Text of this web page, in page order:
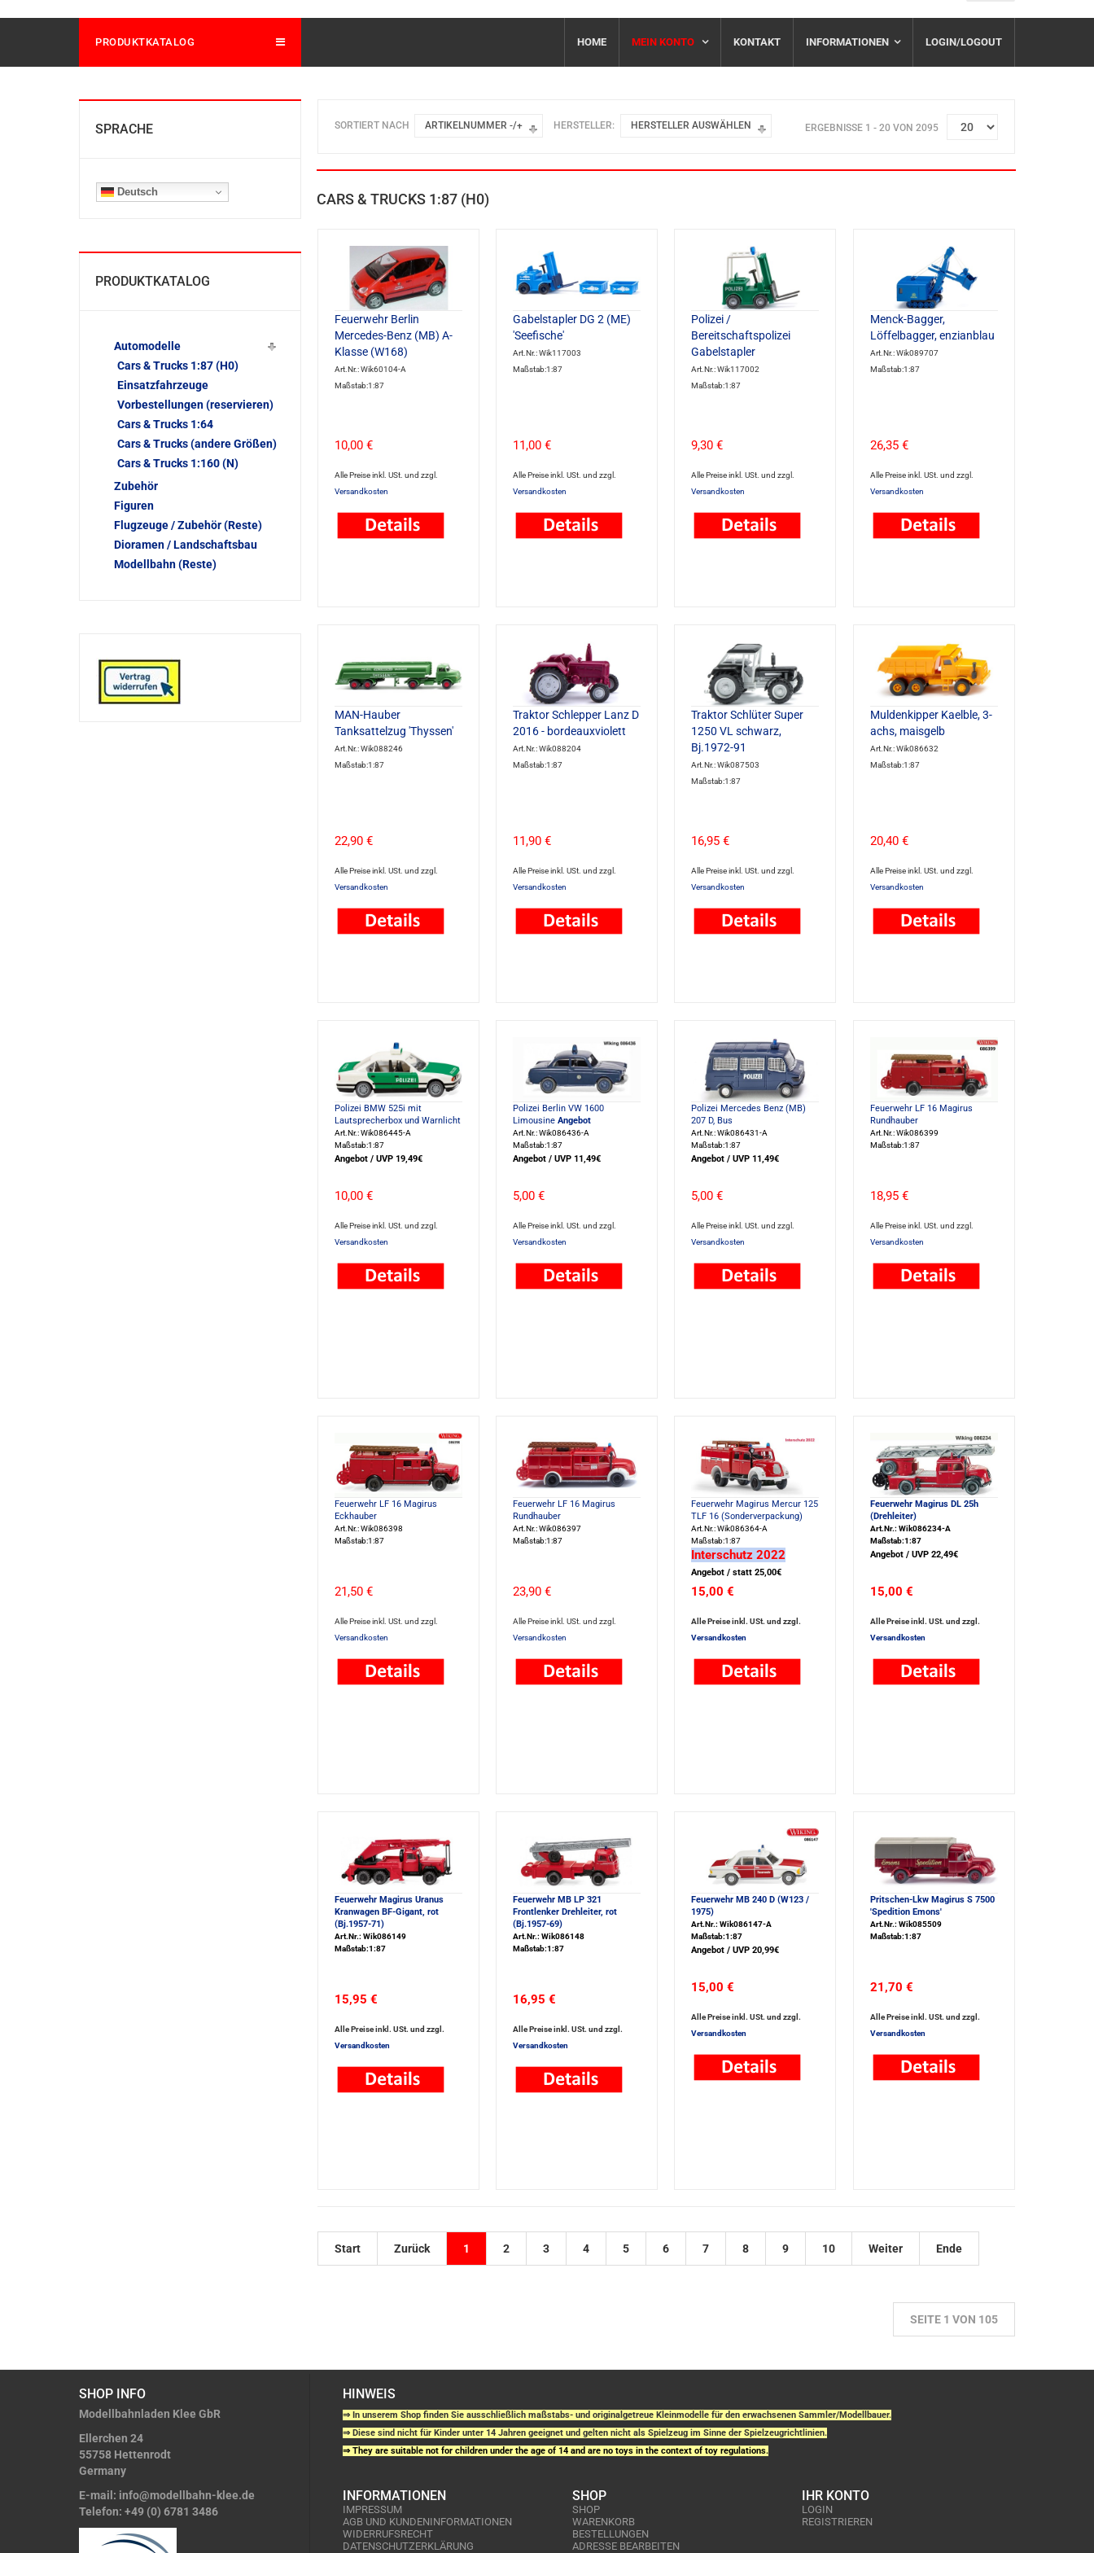
PRODUKTKATALOG HOME MEIN KONTO KONTAKT INFORMATIONEN LOGIN/LOGOUT
SORTIERT NACH ARTIKELNUMMER -/+ HERSTELLER: HERSTELLER AUSWÄHLEN ERGEBNISSE 1 - 20 VON 2095
CARS & TRUCKS 1:87 (H0)
Feuerwehr Berlin
Mercedes-Benz (MB) A-
Klasse (W168)
Art.Nr.: Wik60104-A
Maßstab:1:87
10,00 €
Alle Preise inkl. USt. und zzgl.
Versandkosten
Gabelstapler DG 2 (ME)
'Seefische'
Art.Nr.: Wik117003
Maßstab:1:87
11,00 €
Alle Preise inkl. USt. und zzgl.
Versandkosten
Polizei /
Bereitschaftspolizei
Gabelstapler
Art.Nr.: Wik117002
Maßstab:1:87
9,30 €
Alle Preise inkl. USt. und zzgl.
Versandkosten
Menck-Bagger,
Löffelbagger, enzianblau
Art.Nr.: Wik089707
Maßstab:1:87
26,35 €
Alle Preise inkl. USt. und zzgl.
Versandkosten
MAN-Hauber
Tanksattelzug 'Thyssen'
Art.Nr.: Wik088246
Maßstab:1:87
22,90 €
Alle Preise inkl. USt. und zzgl.
Versandkosten
Traktor Schlepper Lanz D
2016 - bordeauxviolett
Art.Nr.: Wik088204
Maßstab:1:87
11,90 €
Alle Preise inkl. USt. und zzgl.
Versandkosten
Traktor Schlüter Super
1250 VL schwarz,
Bj.1972-91
Art.Nr.: Wik087503
Maßstab:1:87
16,95 €
Alle Preise inkl. USt. und zzgl.
Versandkosten
Muldenkipper Kaelble, 3-
achs, maisgelb
Art.Nr.: Wik086632
Maßstab:1:87
20,40 €
Alle Preise inkl. USt. und zzgl.
Versandkosten
Polizei BMW 525i mit
Lautsprecherbox und Warnlicht
Art.Nr.: Wik086445-A
Maßstab:1:87
Angebot / UVP 19,49€
10,00 €
Alle Preise inkl. USt. und zzgl.
Versandkosten
Polizei Berlin VW 1600
Limousine Angebot
Art.Nr.: Wik086436-A
Maßstab:1:87
Angebot / UVP 11,49€
5,00 €
Alle Preise inkl. USt. und zzgl.
Versandkosten
Polizei Mercedes Benz (MB)
207 D, Bus
Art.Nr.: Wik086431-A
Maßstab:1:87
Angebot / UVP 11,49€
5,00 €
Alle Preise inkl. USt. und zzgl.
Versandkosten
Feuerwehr LF 16 Magirus
Rundhauber
Art.Nr.: Wik086399
Maßstab:1:87
18,95 €
Alle Preise inkl. USt. und zzgl.
Versandkosten
Feuerwehr LF 16 Magirus
Eckhauber
Art.Nr.: Wik086398
Maßstab:1:87
21,50 €
Alle Preise inkl. USt. und zzgl.
Versandkosten
Feuerwehr LF 16 Magirus
Rundhauber
Art.Nr.: Wik086397
Maßstab:1:87
23,90 €
Alle Preise inkl. USt. und zzgl.
Versandkosten
Feuerwehr Magirus Mercur 125
TLF 16 (Sonderverpackung)
Art.Nr.: Wik086364-A
Maßstab:1:87
Interschutz 2022
Angebot / statt 25,00€
15,00 €
Alle Preise inkl. USt. und zzgl.
Versandkosten
Feuerwehr Magirus DL 25h
(Drehleiter)
Art.Nr.: Wik086234-A
Maßstab:1:87
Angebot / UVP 22,49€
15,00 €
Alle Preise inkl. USt. und zzgl.
Versandkosten
Feuerwehr Magirus Uranus
Kranwagen BF-Gigant, rot
(Bj.1957-71)
Art.Nr.: Wik086149
Maßstab:1:87
15,95 €
Alle Preise inkl. USt. und zzgl.
Versandkosten
Feuerwehr MB LP 321
Frontlenker Drehleiter, rot
(Bj.1957-69)
Art.Nr.: Wik086148
Maßstab:1:87
16,95 €
Alle Preise inkl. USt. und zzgl.
Versandkosten
Feuerwehr MB 240 D (W123 /
1975)
Art.Nr.: Wik086147-A
Maßstab:1:87
Angebot / UVP 20,99€
15,00 €
Alle Preise inkl. USt. und zzgl.
Versandkosten
Pritschen-Lkw Magirus S 7500
'Spedition Emons'
Art.Nr.: Wik085509
Maßstab:1:87
21,70 €
Alle Preise inkl. USt. und zzgl.
Versandkosten
Start Zurück 1 2 3 4 5 6 7 8 9 10 Weiter Ende
SEITE 1 VON 105
SPRACHE
Deutsch
PRODUKTKATALOG
Automodelle
Cars & Trucks 1:87 (H0)
Einsatzfahrzeuge
Vorbestellungen (reservieren)
Cars & Trucks 1:64
Cars & Trucks (andere Größen)
Cars & Trucks 1:160 (N)
Zubehör
Figuren
Flugzeuge / Zubehör (Reste)
Dioramen / Landschaftsbau
Modellbahn (Reste)
SHOP INFO
Modellbahnladen Klee GbR
Ellerchen 24
55758 Hettenrodt
Germany
E-mail: info@modellbahn-klee.de
Telefon: +49 (0) 6781 3486
HINWEIS
⇒ In unserem Shop finden Sie ausschließlich maßstabs- und originalgetreue Kleinmodelle für den erwachsenen Sammler/Modellbauer.
⇒ Diese sind nicht für Kinder unter 14 Jahren geeignet und gelten nicht als Spielzeug im Sinne der Spielzeugrichtlinien.
⇒ They are suitable not for children under the age of 14 and are no toys in the context of toy regulations.
INFORMATIONEN
IMPRESSUM
AGB UND KUNDENINFORMATIONEN
WIDERRUFSRECHT
DATENSCHUTZERKLÄRUNG
SHOP
SHOP
WARENKORB
BESTELLUNGEN
ADRESSE BEARBEITEN
IHR KONTO
LOGIN
REGISTRIEREN